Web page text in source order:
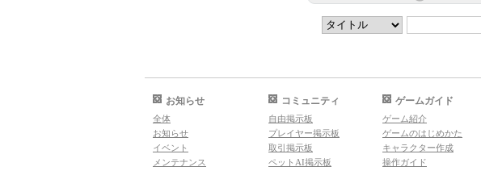
お知らせ
全体
お知らせ
イベント
メンテナンス
コミュニティ
自由掲示板
プレイヤー掲示板
取引掲示板
ペットAI掲示板
ゲームガイド
ゲーム紹介
ゲームのはじめかた
キャラクター作成
操作ガイド